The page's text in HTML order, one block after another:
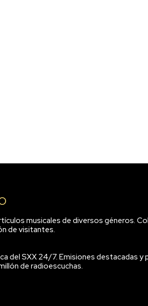
musicales de diversos géneros.
de visitantes.
del SXX 24/7. Emisiones destacadas y
de radioescuchas.